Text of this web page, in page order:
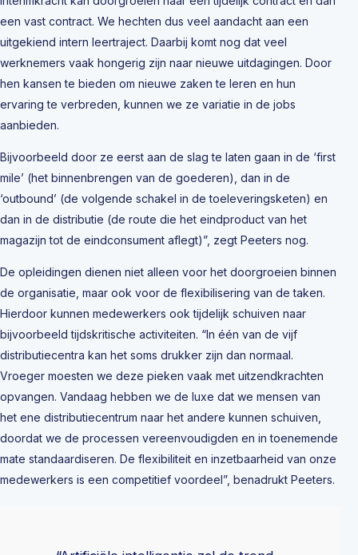
een vast contract. We hechten dus veel aandacht aan een
uitgekiend intern leertraject. Daarbij komt nog dat veel
werknemers vaak hongerig zijn naar nieuwe uitdagingen. Door
hen kansen te bieden om nieuwe zaken te leren en hun
ervaring te verbreden, kunnen we ze variatie in de jobs
aanbieden.
Bijvoorbeeld door ze eerst aan de slag te laten gaan in de ‘first
mile’ (het binnenbrengen van de goederen), dan in de
‘outbound’ (de volgende schakel in de toeleveringsketen) en
dan in de distributie (de route die het eindproduct van het
magazijn tot de eindconsument aflegt)”, zegt Peeters nog.
De opleidingen dienen niet alleen voor het doorgroeien binnen
de organisatie, maar ook voor de flexibilisering van de taken.
Hierdoor kunnen medewerkers ook tijdelijk schuiven naar
bijvoorbeeld tijdskritische activiteiten. “In één van de vijf
distributiecentra kan het soms drukker zijn dan normaal.
Vroeger moesten we deze pieken vaak met uitzendkrachten
opvangen. Vandaag hebben we de luxe dat we mensen van
het ene distributiecentrum naar het andere kunnen schuiven,
doordat we de processen vereenvoudigden en in toenemende
mate standaardiseren. De flexibiliteit en inzetbaarheid van onze
medewerkers is een competitief voordeel”, benadrukt Peeters.